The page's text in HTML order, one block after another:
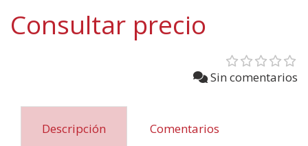
Consultar precio
Sin comentarios
Descripción Comentarios